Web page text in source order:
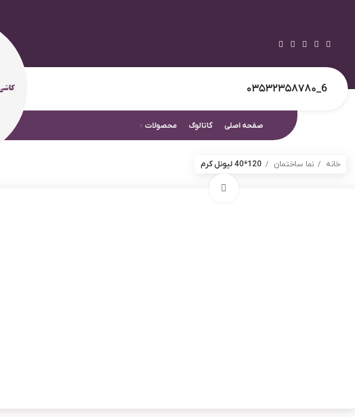
6_۰۳۵۳۲۳۵۸۷۸۰
صفحه اصلی کاتالوگ محصولات
خانه نما ساختمان 120*40 لیونل کرم